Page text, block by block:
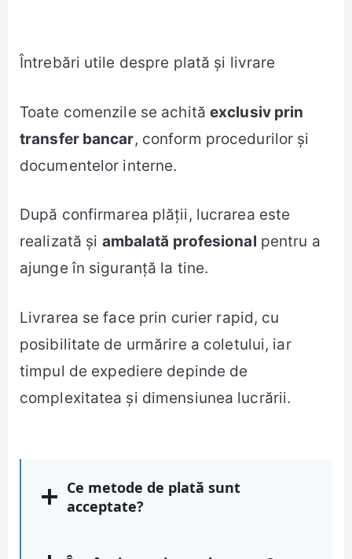
Întrebări utile despre plată și livrare
Toate comenzile se achită exclusiv prin
transfer bancar, conform procedurilor și
documentelor interne.
După confirmarea plății, lucrarea este
realizată și ambalată profesional pentru a
ajunge în siguranță la tine.
Livrarea se face prin curier rapid, cu
posibilitate de urmărire a coletului, iar
timpul de expediere depinde de
complexitatea și dimensiunea lucrării.
Ce metode de plată sunt
acceptate?